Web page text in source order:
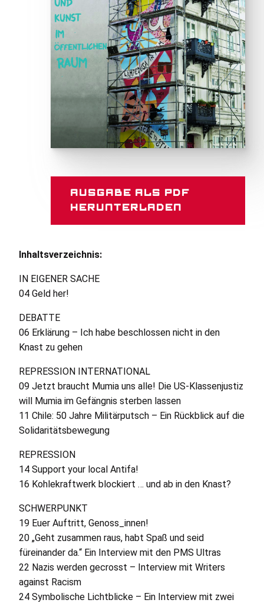
Ausgabe als PDF
herunterladen
Inhaltsverzeichnis:
IN EIGENER SACHE
04 Geld her!
DEBATTE
06 Erklärung – Ich habe beschlossen nicht in den
Knast zu gehen
REPRESSION INTERNATIONAL
09 Jetzt braucht Mumia uns alle! Die US-Klassenjustiz
will Mumia im Gefängnis sterben lassen
11 Chile: 50 Jahre Militärputsch – Ein Rückblick auf die
Solidaritätsbewegung
REPRESSION
14 Support your local Antifa!
16 Kohlekraftwerk blockiert … und ab in den Knast?
SCHWERPUNKT
19 Euer Auftritt, Genoss_innen!
20 „Geht zusammen raus, habt Spaß und seid
füreinander da.“ Ein Interview mit den PMS Ultras
22 Nazis werden gecrosst – Interview mit Writers
against Racism
24 Symbolische Lichtblicke – Ein Interview mit zwei